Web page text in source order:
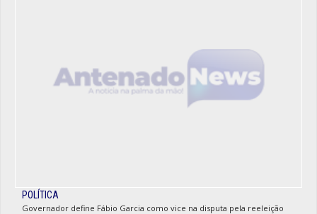
POLÍTICA
Governador define Fábio Garcia como vice na disputa pela reeleição